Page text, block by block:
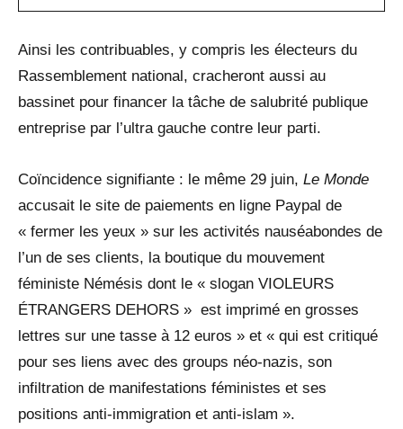
Ainsi les contribuables, y compris les électeurs du
Rassemblement national, cracheront aussi au
bassinet pour financer la tâche de salubrité publique
entreprise par l’ultra gauche contre leur parti.
Coïncidence signifiante : le même 29 juin, Le Monde
accusait le site de paiements en ligne Paypal de
« fermer les yeux » sur les activités nauséabondes de
l’un de ses clients, la boutique du mouvement
féministe Némésis dont le « slogan VIOLEURS
ÉTRANGERS DEHORS » est imprimé en grosses
lettres sur une tasse à 12 euros » et « qui est critiqué
pour ses liens avec des groups néo-nazis, son
infiltration de manifestations féministes et ses
positions anti-immigration et anti-islam ».